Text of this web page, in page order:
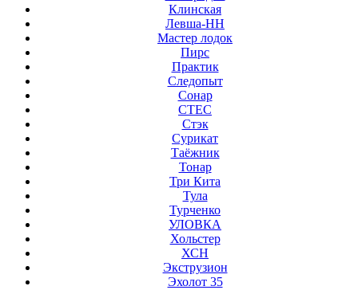
Клинская
Левша-НН
Мастер лодок
Пирс
Практик
Следопыт
Сонар
СТЕС
Стэк
Сурикат
Таёжник
Тонар
Три Кита
Тула
Турченко
УЛОВКА
Хольстер
ХСН
Экструзион
Эхолот 35